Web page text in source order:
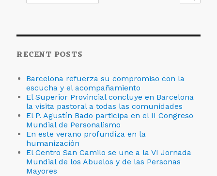
por:
RECENT POSTS
Barcelona refuerza su compromiso con la
escucha y el acompañamiento
El Superior Provincial concluye en Barcelona
la visita pastoral a todas las comunidades
El P. Agustín Bado participa en el II Congreso
Mundial de Personalismo
En este verano profundiza en la
humanización
El Centro San Camilo se une a la VI Jornada
Mundial de los Abuelos y de las Personas
Mayores